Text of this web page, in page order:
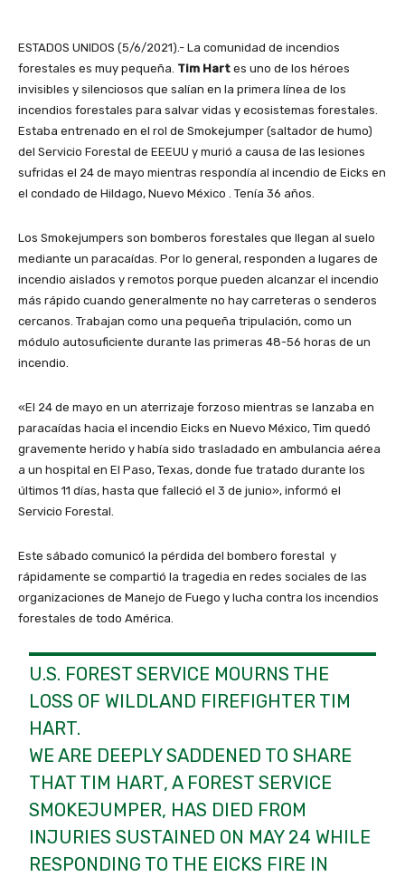
ESTADOS UNIDOS (5/6/2021).- La comunidad de incendios
forestales es muy pequeña. Tim Hart es uno de los héroes
invisibles y silenciosos que salían en la primera línea de los
incendios forestales para salvar vidas y ecosistemas forestales.
Estaba entrenado en el rol de Smokejumper (saltador de humo)
del Servicio Forestal de EEEUU y murió a causa de las lesiones
sufridas el 24 de mayo mientras respondía al incendio de Eicks en
el condado de Hildago, Nuevo México . Tenía 36 años.
Los Smokejumpers son bomberos forestales que llegan al suelo
mediante un paracaídas. Por lo general, responden a lugares de
incendio aislados y remotos porque pueden alcanzar el incendio
más rápido cuando generalmente no hay carreteras o senderos
cercanos. Trabajan como una pequeña tripulación, como un
módulo autosuficiente durante las primeras 48-56 horas de un
incendio.
«El 24 de mayo en un aterrizaje forzoso mientras se lanzaba en
paracaídas hacia el incendio Eicks en Nuevo México, Tim quedó
gravemente herido y había sido trasladado en ambulancia aérea
a un hospital en El Paso, Texas, donde fue tratado durante los
últimos 11 días, hasta que falleció el 3 de junio», informó el
Servicio Forestal.
Este sábado comunicó la pérdida del bombero forestal y
rápidamente se compartió la tragedia en redes sociales de las
organizaciones de Manejo de Fuego y lucha contra los incendios
forestales de todo América.
U.S. FOREST SERVICE MOURNS THE
LOSS OF WILDLAND FIREFIGHTER TIM
HART.
WE ARE DEEPLY SADDENED TO SHARE
THAT TIM HART, A FOREST SERVICE
SMOKEJUMPER, HAS DIED FROM
INJURIES SUSTAINED ON MAY 24 WHILE
RESPONDING TO THE EICKS FIRE IN